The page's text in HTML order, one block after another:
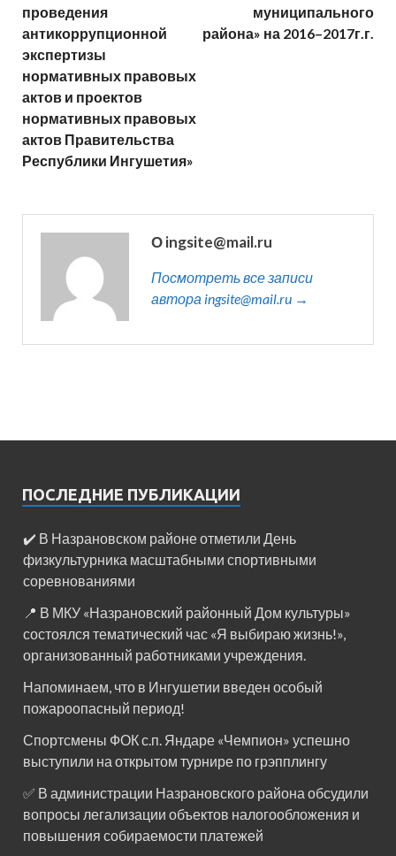
проведения
антикоррупционной
экспертизы
нормативных правовых
актов и проектов
нормативных правовых
актов Правительства
Республики Ингушетия»
муниципального
района» на 2016–2017г.г.
О ingsite@mail.ru
Посмотреть все записи
автора ingsite@mail.ru →
ПОСЛЕДНИЕ ПУБЛИКАЦИИ
✔️ В Назрановском районе отметили День
физкультурника масштабными спортивными
соревнованиями
📍 В МКУ «Назрановский районный Дом культуры»
состоялся тематический час «Я выбираю жизнь!»,
организованный работниками учреждения.
Напоминаем, что в Ингушетии введен особый
пожароопасный период!⁣⁣⠀
Спортсмены ФОК с.п. Яндаре «Чемпион» успешно
выступили на открытом турнире по грэпплингу
✅ В администрации Назрановского района обсудили
вопросы легализации объектов налогообложения и
повышения собираемости платежей